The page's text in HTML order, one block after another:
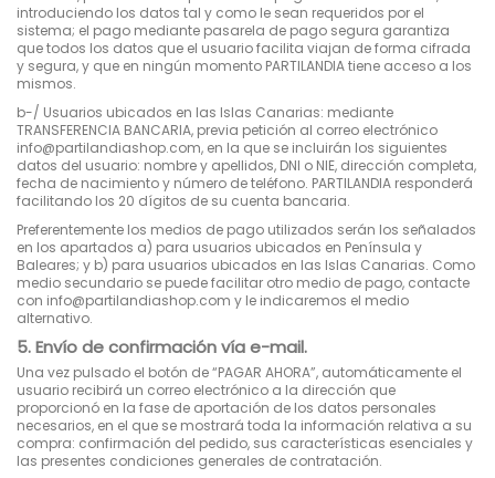
introduciendo los datos tal y como le sean requeridos por el
sistema; el pago mediante pasarela de pago segura garantiza
que todos los datos que el usuario facilita viajan de forma cifrada
y segura, y que en ningún momento PARTILANDIA tiene acceso a los
mismos.
b-/ Usuarios ubicados en las Islas Canarias: mediante
TRANSFERENCIA BANCARIA, previa petición al correo electrónico
info@partilandiashop.com, en la que se incluirán los siguientes
datos del usuario: nombre y apellidos, DNI o NIE, dirección completa,
fecha de nacimiento y número de teléfono. PARTILANDIA responderá
facilitando los 20 dígitos de su cuenta bancaria.
Preferentemente los medios de pago utilizados serán los señalados
en los apartados a) para usuarios ubicados en Península y
Baleares; y b) para usuarios ubicados en las Islas Canarias. Como
medio secundario se puede facilitar otro medio de pago, contacte
con info@partilandiashop.com y le indicaremos el medio
alternativo.
5. Envío de confirmación vía e-mail.
Una vez pulsado el botón de “PAGAR AHORA”, automáticamente el
usuario recibirá un correo electrónico a la dirección que
proporcionó en la fase de aportación de los datos personales
necesarios, en el que se mostrará toda la información relativa a su
compra: confirmación del pedido, sus características esenciales y
las presentes condiciones generales de contratación.